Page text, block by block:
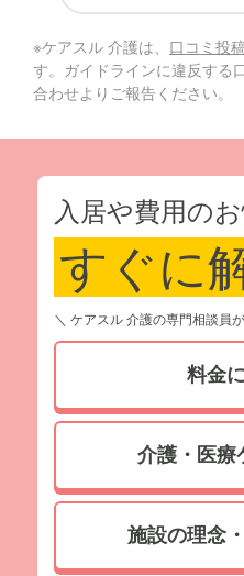
※ケアスル 介護は、 口コミ投
す。ガイドラインに違反する
合わせよりご報告ください。
入居や費用の
すぐに
＼ ケアスル 介護の専門相談員
料金
介護・医療
施設の理念